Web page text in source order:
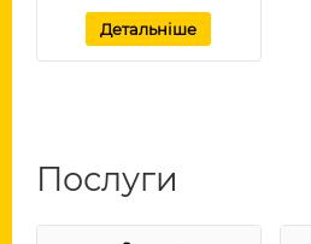
Детальніше
Послуги